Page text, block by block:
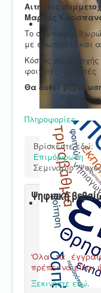
Αιτήσεις
Μαρίας
Το σεμινάριο 3
με ερωτήσεις και
Κόστος
φοιτητές -μαθητές
Θα δοθεί
Πληροφορίες
Βρίσκεστε εδώ:
Επιμόρφωση
Σεμινάριο
Ψηφιακή
'Ολα τα
πρέπει να
Ξεκινήστε εδώ.